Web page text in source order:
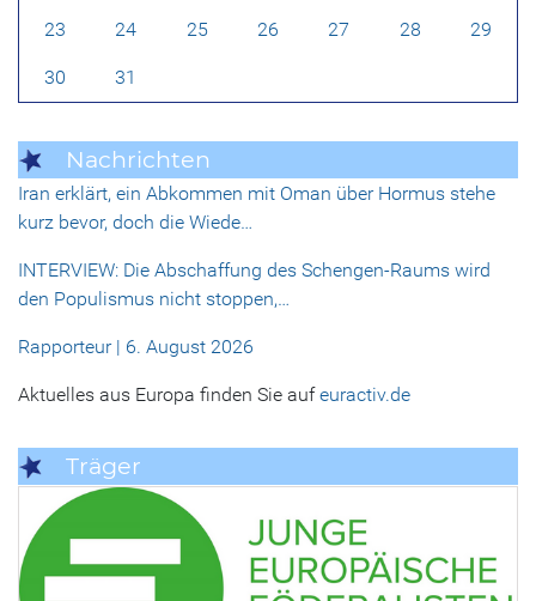
23 24 25 26 27 28 29
30 31
Nachrichten
Iran erklärt, ein Abkommen mit Oman über Hormus stehe
kurz bevor, doch die Wiede…
INTERVIEW: Die Abschaffung des Schengen-Raums wird
den Populismus nicht stoppen,…
Rapporteur | 6. August 2026
Aktuelles aus Europa finden Sie aufeuractiv.de
Träger